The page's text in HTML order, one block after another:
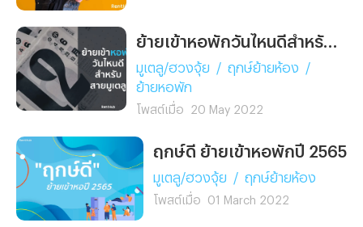
ย้ายเข้าหอพักวันไหนดีสำหรับสายมูเตลู
มูเตลู/ฮวงจุ้ย / ฤกษ์ย้ายห้อง
/
ย้ายหอพัก
โพสต์เมื่อ 20 May 2022
ฤกษ์ดี ย้ายเข้าหอพักปี 2565
มูเตลู/ฮวงจุ้ย / ฤกษ์ย้ายห้อง
โพสต์เมื่อ 01 March 2022